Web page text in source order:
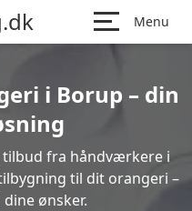
Menu
i Borup – din
fra håndværkere i
til dit orangeri –
ønsker.